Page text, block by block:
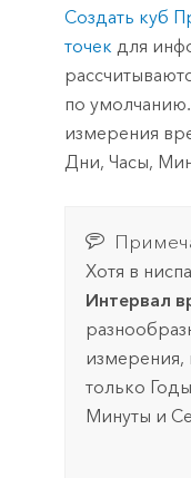
Создать куб
точек для
по
измерения
Дни, Часы,
Хотя в
Интервал
измерения,
только
Минуты и